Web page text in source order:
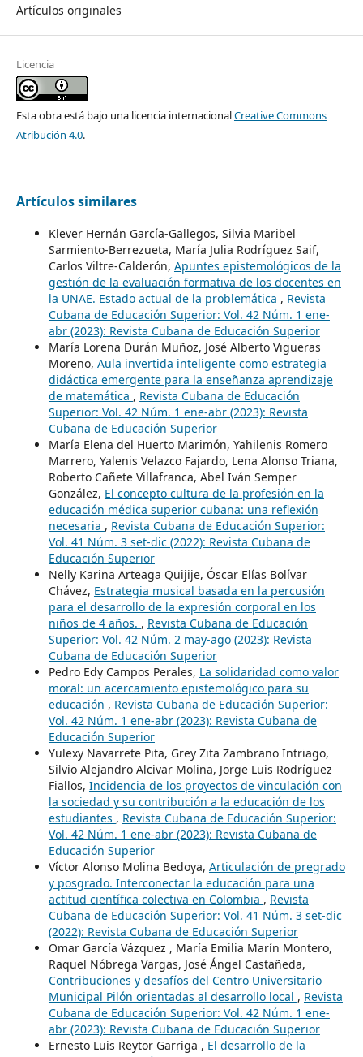
Artículos originales
Licencia
Esta obra está bajo una licencia internacionalCreative Commons
Atribución 4.0.
Artículos similares
Klever Hernán García-Gallegos, Silvia Maribel
Sarmiento-Berrezueta, María Julia Rodríguez Saif,
Carlos Viltre-Calderón, Apuntes epistemológicos de la
gestión de la evaluación formativa de los docentes en
la UNAE. Estado actual de la problemática , Revista
Cubana de Educación Superior: Vol. 42 Núm. 1 ene-
abr (2023): Revista Cubana de Educación Superior
María Lorena Durán Muñoz, José Alberto Vigueras
Moreno, Aula invertida inteligente como estrategia
didáctica emergente para la enseñanza aprendizaje
de matemática , Revista Cubana de Educación
Superior: Vol. 42 Núm. 1 ene-abr (2023): Revista
Cubana de Educación Superior
María Elena del Huerto Marimón, Yahilenis Romero
Marrero, Yalenis Velazco Fajardo, Lena Alonso Triana,
Roberto Cañete Villafranca, Abel Iván Semper
González, El concepto cultura de la profesión en la
educación médica superior cubana: una reflexión
necesaria , Revista Cubana de Educación Superior:
Vol. 41 Núm. 3 set-dic (2022): Revista Cubana de
Educación Superior
Nelly Karina Arteaga Quijije, Óscar Elías Bolívar
Chávez, Estrategia musical basada en la percusión
para el desarrollo de la expresión corporal en los
niños de 4 años. , Revista Cubana de Educación
Superior: Vol. 42 Núm. 2 may-ago (2023): Revista
Cubana de Educación Superior
Pedro Edy Campos Perales, La solidaridad como valor
moral: un acercamiento epistemológico para su
educación , Revista Cubana de Educación Superior:
Vol. 42 Núm. 1 ene-abr (2023): Revista Cubana de
Educación Superior
Yulexy Navarrete Pita, Grey Zita Zambrano Intriago,
Silvio Alejandro Alcivar Molina, Jorge Luis Rodríguez
Fiallos, Incidencia de los proyectos de vinculación con
la sociedad y su contribución a la educación de los
estudiantes , Revista Cubana de Educación Superior:
Vol. 42 Núm. 1 ene-abr (2023): Revista Cubana de
Educación Superior
Víctor Alonso Molina Bedoya, Articulación de pregrado
y posgrado. Interconectar la educación para una
actitud científica colectiva en Colombia , Revista
Cubana de Educación Superior: Vol. 41 Núm. 3 set-dic
(2022): Revista Cubana de Educación Superior
Omar García Vázquez , María Emilia Marín Montero,
Raquel Nóbrega Vargas, José Ángel Castañeda,
Contribuciones y desafíos del Centro Universitario
Municipal Pilón orientadas al desarrollo local , Revista
Cubana de Educación Superior: Vol. 42 Núm. 1 ene-
abr (2023): Revista Cubana de Educación Superior
Ernesto Luis Reytor Garriga , El desarrollo de la